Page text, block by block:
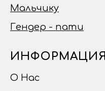
Мальчику
Гендер - пати
ИНФОРМАЦИЯ
О Нас